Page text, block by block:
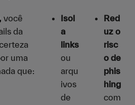
você
da
uma
que:
Isol
a
links
ou
arqu
ivos
de
Red
uz o
risc
o de
phis
hing
com